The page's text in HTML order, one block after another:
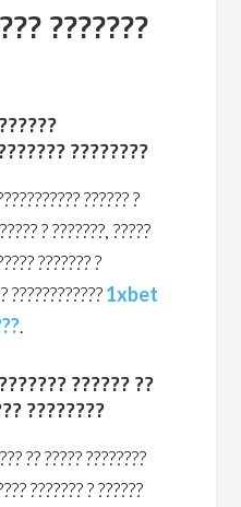
???????
????????
?????? ?
? ???????, ?????
??????? ?
????????????1xbet
.
?????? ??
????????
?? ????? ????????
??????? ? ??????